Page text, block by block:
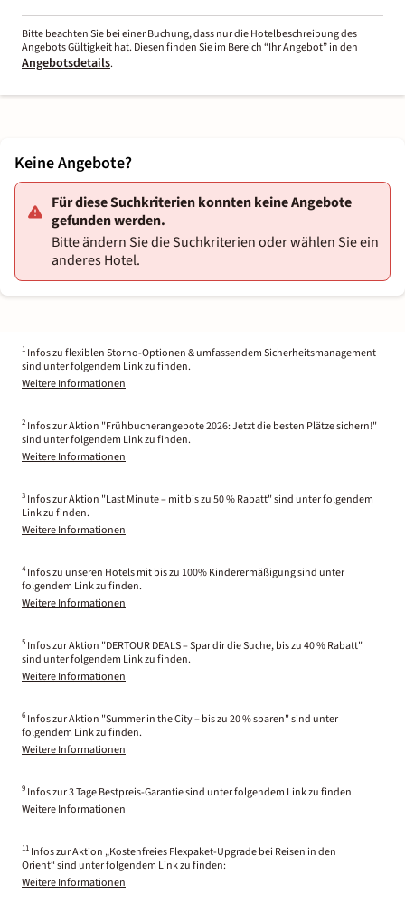
Bitte beachten Sie bei einer Buchung, dass nur die Hotelbeschreibung des
Angebots Gültigkeit hat. Diesen finden Sie im Bereich “Ihr Angebot” in den
Angebotsdetails.
Keine Angebote?
Für diese Suchkriterien konnten keine Angebote
gefunden werden.
Bitte ändern Sie die Suchkriterien oder wählen Sie ein
anderes Hotel.
1 Infos zu flexiblen Storno-Optionen & umfassendem Sicherheitsmanagement
sind unter folgendem Link zu finden.
Weitere Informationen
2 Infos zur Aktion "Frühbucherangebote 2026: Jetzt die besten Plätze sichern!"
sind unter folgendem Link zu finden.
Weitere Informationen
3 Infos zur Aktion "Last Minute – mit bis zu 50 % Rabatt" sind unter folgendem
Link zu finden.
Weitere Informationen
4 Infos zu unseren Hotels mit bis zu 100% Kinderermäßigung sind unter
folgendem Link zu finden.
Weitere Informationen
5 Infos zur Aktion "DERTOUR DEALS – Spar dir die Suche, bis zu 40 % Rabatt"
sind unter folgendem Link zu finden.
Weitere Informationen
6 Infos zur Aktion "Summer in the City – bis zu 20 % sparen" sind unter
folgendem Link zu finden.
Weitere Informationen
9 Infos zur 3 Tage Bestpreis-Garantie sind unter folgendem Link zu finden.
Weitere Informationen
11 Infos zur Aktion „Kostenfreies Flexpaket-Upgrade bei Reisen in den
Orient“ sind unter folgendem Link zu finden:
Weitere Informationen